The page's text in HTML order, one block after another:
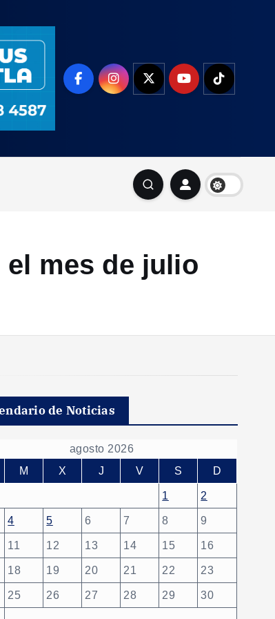
mes de julio
de Noticias
agosto 2026
M X J V S D
1 2
4 5 6 7 8 9
11 12 13 14 15 16
18 19 20 21 22 23
25 26 27 28 29 30